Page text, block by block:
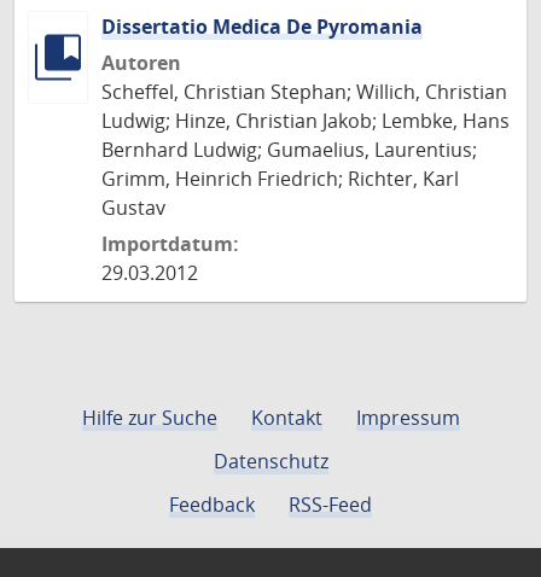
Dissertatio Medica De Pyromania
Autoren
Scheffel, Christian Stephan; Willich, Christian
Ludwig; Hinze, Christian Jakob; Lembke, Hans
Bernhard Ludwig; Gumaelius, Laurentius;
Grimm, Heinrich Friedrich; Richter, Karl
Gustav
Importdatum:
29.03.2012
Hilfe zur Suche Kontakt
Impressum
Datenschutz
Feedback
RSS-Feed